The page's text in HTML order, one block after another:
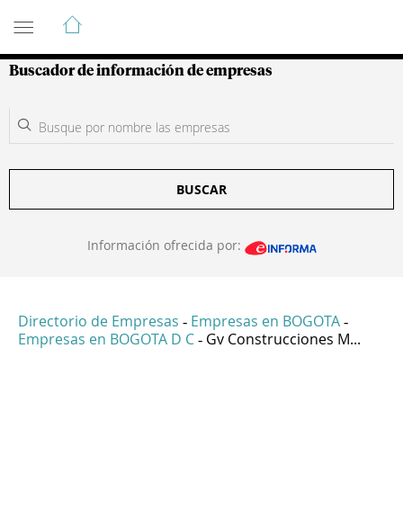
Guía de Empresas Colombianas
Buscador de información de empresas
BUSCAR
Información ofrecida por:
Directorio de Empresas - Empresas en BOGOTA -
Empresas en BOGOTA D C - Gv Construcciones M...